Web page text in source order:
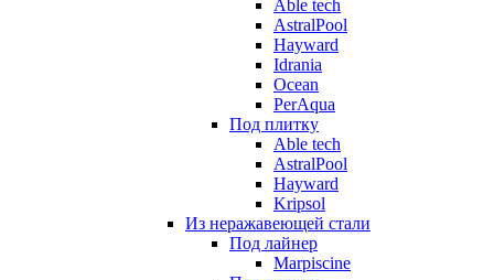
Able tech
AstralPool
Hayward
Idrania
Ocean
PerAqua
Под плитку
Able tech
AstralPool
Hayward
Kripsol
Из неражавеющей стали
Под лайнер
Marpiscine